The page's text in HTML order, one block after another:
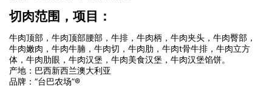
切肉范围，项目：
牛肉顶部，牛肉顶部腰部，牛排，牛肉柄，牛肉夹头，牛肉臀部，
牛肉嫩肉，牛肉牛腩，牛肉切，牛肉肋，牛肉t骨牛排，牛肉立方
体，牛肉肋眼，牛肉汉堡，牛肉美食汉堡，牛肉汉堡馅饼。
产地：巴西新西兰澳大利亚
品牌：“台巴农场”®